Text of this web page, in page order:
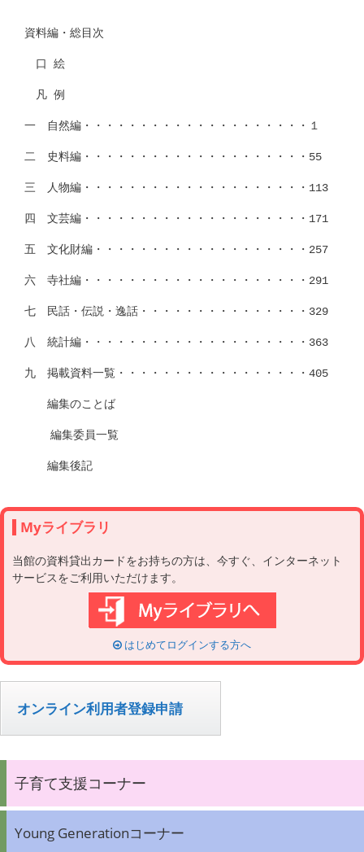
Myライブラリ
当館の資料貸出カードをお持ちの方は、今すぐ、インターネット
サービスをご利用いただけます。
はじめてログインする方へ
オンライン利用者登録申請
子育て支援コーナー
Young Generationコーナー